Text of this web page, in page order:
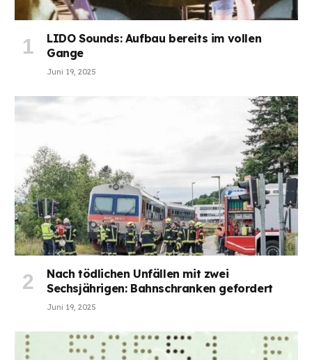
LIDO Sounds: Aufbau bereits im vollen
Gange
Juni 19, 2025
Nach tödlichen Unfällen mit zwei
Sechsjährigen: Bahnschranken gefordert
Juni 19, 2025